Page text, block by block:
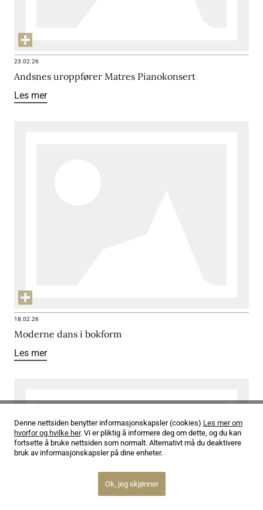
23.02.26
Andsnes uroppfører Matres Pianokonsert
Les mer
18.02.26
Moderne dans i bokform
Les mer
Denne nettsiden benytter informasjonskapsler (cookies) Les mer om
hvorfor og hvilke her. Vi er pliktig å informere deg om dette, og du kan
fortsette å bruke nettsiden som normalt. Alternativt må du deaktivere
bruk av informasjonskapsler på dine enheter.
Ok, jeg skjønner